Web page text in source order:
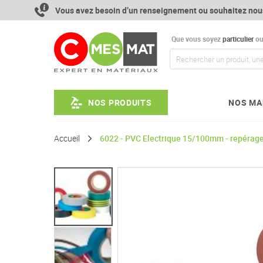
contenu
Vous avez besoin d’un renseignement ou souhaitez
Que vous soyezparticulierou
NOS PRODUITS NOS
Accueil 6022 - PVC Electrique 15/100mm -
Passer
de
la
galerie
d’images